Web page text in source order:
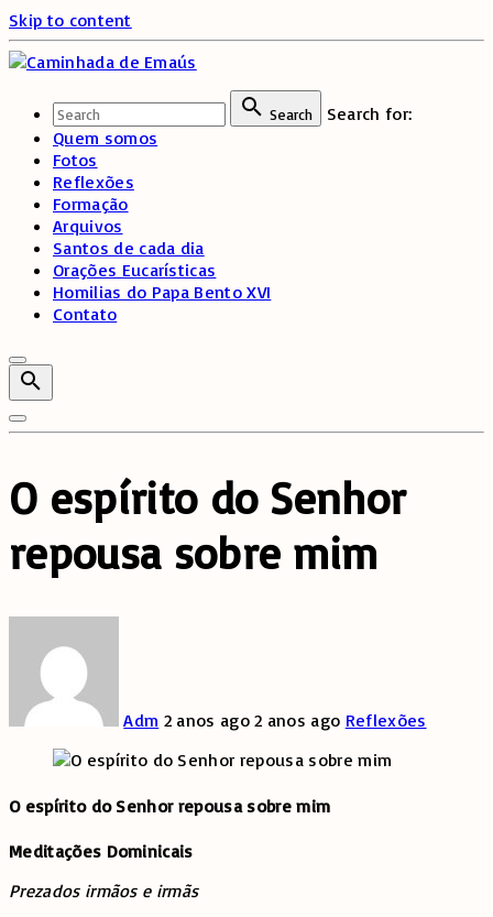
Skip to content
Search
Search for:
Quem somos
Fotos
Reflexões
Formação
Arquivos
Santos de cada dia
Orações Eucarísticas
Homilias do Papa Bento XVI
Contato
O espírito do Senhor
repousa sobre mim
Adm 2 anos ago2 anos ago Reflexões
O espírito do Senhor repousa sobre mim
Meditações Dominicais
Prezados irmãos e irmãs